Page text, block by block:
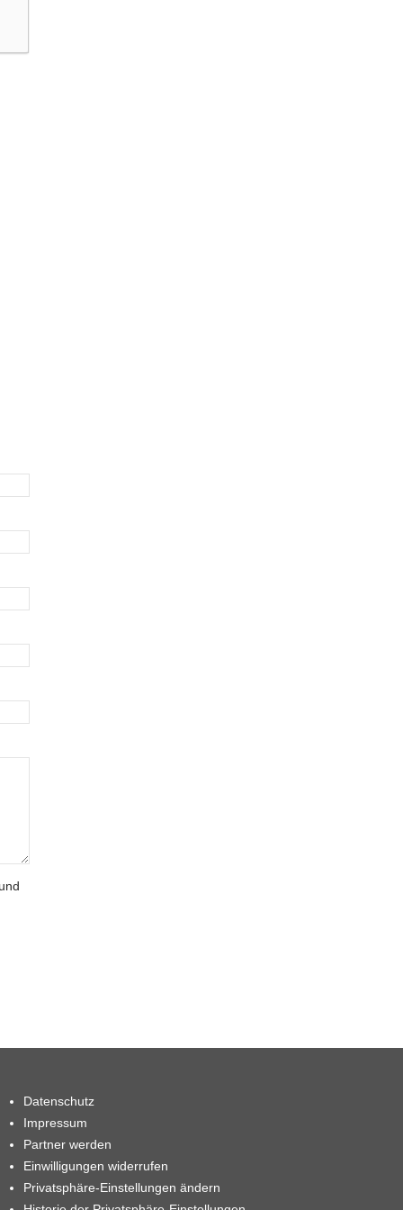
Datenschutz
Impressum
Partner werden
Einwilligungen widerrufen
Privatsphäre-Einstellungen ändern